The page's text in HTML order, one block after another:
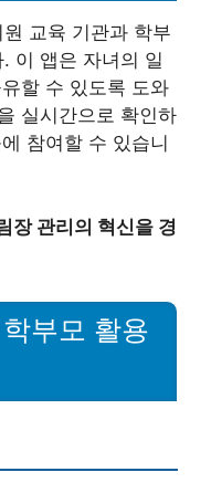
교육 기관과 학부
이 앱은 자녀의 일
할 수 있도록 도와
실시간으로 확인하
참여할 수 있습니
장 관리의 혁신을 경
부모 활용